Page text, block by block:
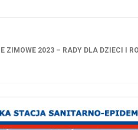
ZIMOWE 2023 – RADY DLA DZIECI I